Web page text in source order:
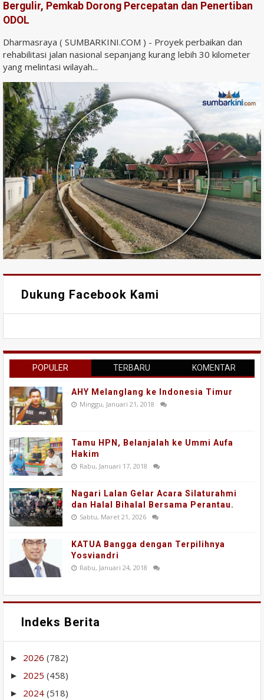
Bergulir, Pemkab Dorong Percepatan dan Penertiban
ODOL
Dharmasraya ( SUMBARKINI.COM ) - Proyek perbaikan dan
rehabilitasi jalan nasional sepanjang kurang lebih 30 kilometer
yang melintasi wilayah...
Dukung Facebook Kami
POPULER TERBARU KOMENTAR
AHY Melanglang ke Indonesia Timur
Minggu, Januari 21, 2018
Tamu HPN, Belanjalah ke Ummi Aufa
Hakim
Rabu, Januari 17, 2018
Nagari Lalan Gelar Acara Silaturahmi
dan Halal Bihalal Bersama Perantau.
Sabtu, Maret 21, 2026
KATUA Bangga dengan Terpilihnya
Yosviandri
Rabu, Januari 24, 2018
Indeks Berita
► 2026 (782)
► 2025 (458)
► 2024 (518)